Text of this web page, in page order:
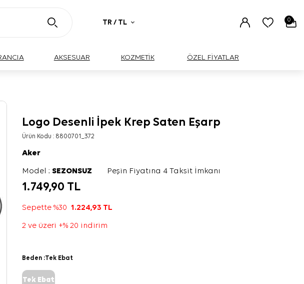
TR / TL 0
AKSESUAR KOZMETİK ÖZEL FİYATLAR
Logo Desenli İpek Krep Saten Eşarp
Ürün Kodu : 8800701_372
Aker
Model :SEZONSUZ Peşin Fiyatına 4 Taksit İmkanı
1.749,90 TL
Sepette %301.224,93 TL
2 ve üzeri +% 20 indirim
Beden :Tek Ebat
Tek Ebat